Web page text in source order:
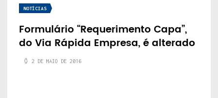
NOTÍCIAS
Formulário “Requerimento Capa”,
do Via Rápida Empresa, é alterado
2 DE MAIO DE 2016